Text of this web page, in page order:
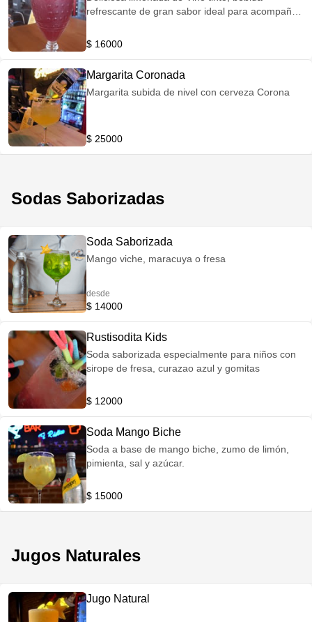
refrescante de gran sabor ideal para acompañar
$ 16000
Margarita Coronada
Margarita subida de nivel con cerveza Corona
$ 25000
Sodas Saborizadas
Soda Saborizada
Mango viche, maracuya o fresa
desde
$ 14000
Rustisodita Kids
Soda saborizada especialmente para niños con
sirope de fresa, curazao azul y gomitas
$ 12000
Soda Mango Biche
Soda a base de mango biche, zumo de limón,
pimienta, sal y azúcar.
$ 15000
Jugos Naturales
Jugo Natural